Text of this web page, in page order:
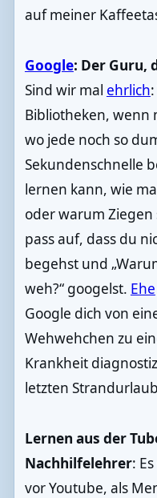
auf meiner
Google: Der Guru,
Sind wir mal ehrlich
Bibliotheken, wenn
wo jede noch so
Sekundenschnelle
lernen kann, wie
oder warum Ziegen
pass auf, dass du
begehst und
weh?“ googelst. Ehe
Google dich von
Wehwehchen zu
Krankheit
letzten
Lernen aus der
Nachhilfelehrer:
vor Youtube, als